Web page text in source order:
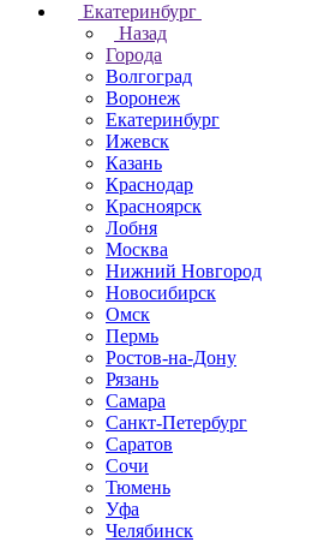
Екатеринбург
Назад
Города
Волгоград
Воронеж
Екатеринбург
Ижевск
Казань
Краснодар
Красноярск
Лобня
Москва
Нижний Новгород
Новосибирск
Омск
Пермь
Ростов-на-Дону
Рязань
Самара
Санкт-Петербург
Саратов
Сочи
Тюмень
Уфа
Челябинск